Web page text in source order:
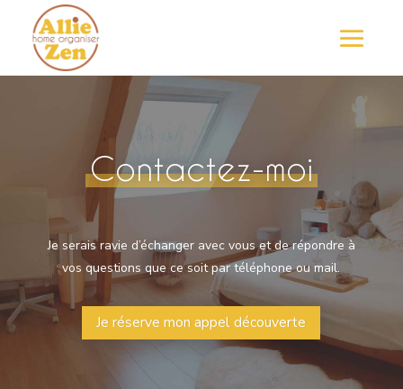
Contactez-moi
Je serais ravie d’échanger avec vous et de répondre à
vos questions que ce soit par téléphone ou mail.
Je réserve mon appel découverte